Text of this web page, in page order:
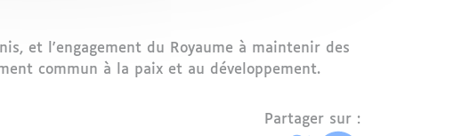
et l'engagement du Royaume à maintenir des
commun à la paix et au développement.
Partager sur :